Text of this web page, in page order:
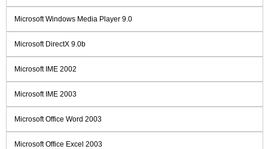
Microsoft Windows Media Player 9.0
Microsoft DirectX 9.0b
Microsoft IME 2002
Microsoft IME 2003
Microsoft Office Word 2003
Microsoft Office Excel 2003